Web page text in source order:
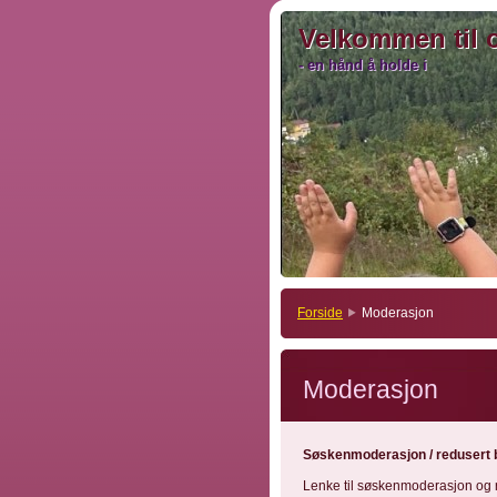
Velkommen til
Velkommen til
- en hånd å holde i
- en hånd å holde i
Forside Moderasjon
Moderasjon
Søskenmoderasjon / redusert
Lenke til søskenmoderasjon